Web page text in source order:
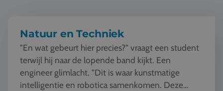
Natuur en Techniek
"En wat gebeurt hier precies?" vraagt een student
terwijl hij naar de lopende band kijkt. Een
engineer glimlacht. "Dit is waar kunstmatige
intelligentie en robotica samenkomen. Deze